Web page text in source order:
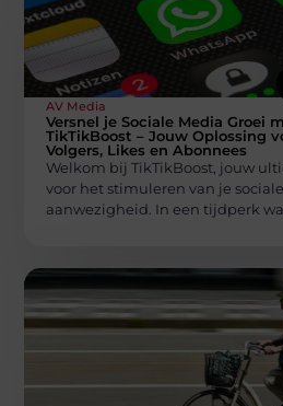
AV Media
Versnel je Sociale Media Groei
TikTikBoost – Jouw Oplossing
Volgers, Likes en Abonnees
Welkom bij TikTikBoost, jouw
voor het stimuleren van je
aanwezigheid. In een tijdperk